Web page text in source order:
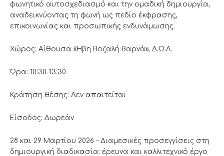
φωνητικό αυτοσχεδιασμό και την ομαδική δημιουργία,
αναδεικνύοντας τη φωνή ως πεδίο έκφρασης,
επικοινωνίας και προσωπικής ενδυνάμωσης.
Χώρος: Αίθουσα «Ήβη Βοζαλή Βαρνά», Δ.Ω.Λ.
Ώρα: 10:30-13:30
Κράτηση θέσης: Δεν απαιτείται
Είσοδος: Δωρεάν
28 και 29 Μαρτίου 2026 – Διαμεσικές προσεγγίσεις στη
δημιουργική διαδικασία: έρευνα και καλλιτεχνικό έργο